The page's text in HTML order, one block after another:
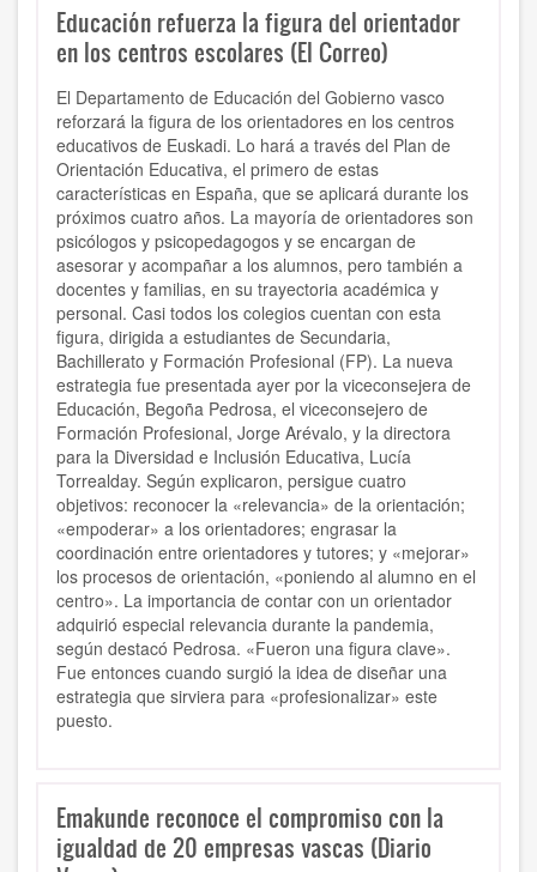
Educación refuerza la figura del orientador
en los centros escolares (El Correo)
El Departamento de Educación del Gobierno vasco
reforzará la figura de los orientadores en los centros
educativos de Euskadi. Lo hará a través del Plan de
Orientación Educativa, el primero de estas
características en España, que se aplicará durante los
próximos cuatro años. La mayoría de orientadores son
psicólogos y psicopedagogos y se encargan de
asesorar y acompañar a los alumnos, pero también a
docentes y familias, en su trayectoria académica y
personal. Casi todos los colegios cuentan con esta
figura, dirigida a estudiantes de Secundaria,
Bachillerato y Formación Profesional (FP). La nueva
estrategia fue presentada ayer por la viceconsejera de
Educación, Begoña Pedrosa, el viceconsejero de
Formación Profesional, Jorge Arévalo, y la directora
para la Diversidad e Inclusión Educativa, Lucía
Torrealday. Según explicaron, persigue cuatro
objetivos: reconocer la «relevancia» de la orientación;
«empoderar» a los orientadores; engrasar la
coordinación entre orientadores y tutores; y «mejorar»
los procesos de orientación, «poniendo al alumno en el
centro». La importancia de contar con un orientador
adquirió especial relevancia durante la pandemia,
según destacó Pedrosa. «Fueron una figura clave».
Fue entonces cuando surgió la idea de diseñar una
estrategia que sirviera para «profesionalizar» este
puesto.
Emakunde reconoce el compromiso con la
igualdad de 20 empresas vascas (Diario